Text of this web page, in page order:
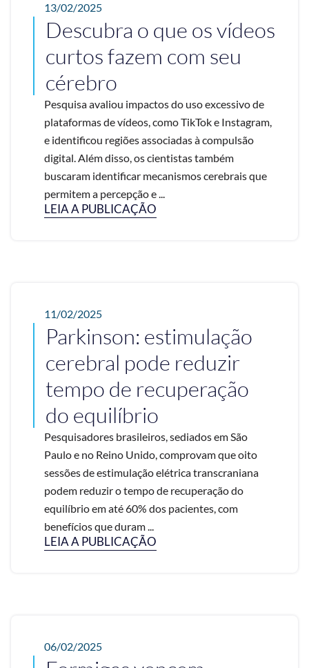
13/02/2025
Descubra o que os vídeos
curtos fazem com seu
cérebro
Pesquisa avaliou impactos do uso excessivo de
plataformas de vídeos, como TikTok e Instagram,
e identificou regiões associadas à compulsão
digital. Além disso, os cientistas também
buscaram identificar mecanismos cerebrais que
permitem a percepção e ...
LEIA A PUBLICAÇÃO
11/02/2025
Parkinson: estimulação
cerebral pode reduzir
tempo de recuperação
do equilíbrio
Pesquisadores brasileiros, sediados em São
Paulo e no Reino Unido, comprovam que oito
sessões de estimulação elétrica transcraniana
podem reduzir o tempo de recuperação do
equilíbrio em até 60% dos pacientes, com
benefícios que duram ...
LEIA A PUBLICAÇÃO
06/02/2025